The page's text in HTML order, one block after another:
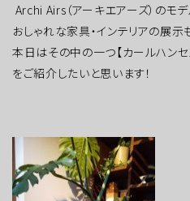
Archi Airs（アーキエアーズ）のモ
おしゃれな家具・インテリアの展示も
本日はその中の一つ【カールハンセ
をご紹介したいと思います！